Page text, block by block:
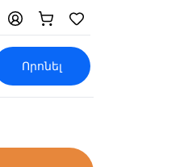
Որոնել